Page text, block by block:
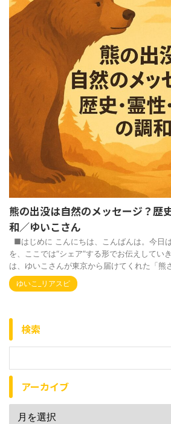
熊の出没は自然のメッセージ？歴
和／ゆいこさん
■はじめに こんにちは、こんばんは。今日
を、ここでは“シェア”する形でお伝えしてい
は、ゆいこさんが東京から届けてくれた「熊
ゆいこ_リアスピ
検索
アーカイブ